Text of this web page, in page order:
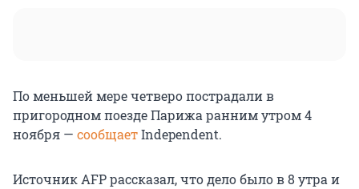
По меньшей мере четверо пострадали в
пригородном поезде Парижа ранним утром 4
ноября — сообщаетIndependent.
Источник AFP рассказал, что дело было в 8 утра и